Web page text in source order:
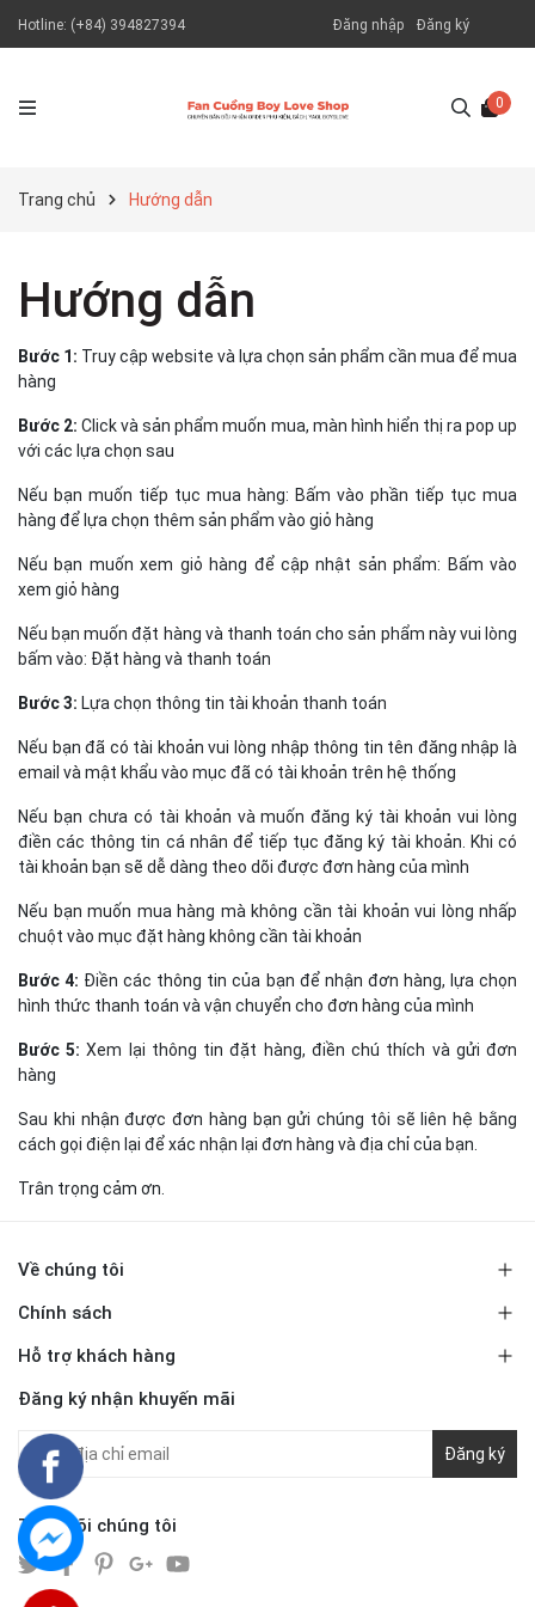
Hotline: (+84) 394827394 Đăng nhập Đăng ký
0
Trang chủ Hướng dẫn
Hướng dẫn
Bước 1: Truy cập website và lựa chọn sản phẩm cần mua để mua
hàng
Bước 2: Click và sản phẩm muốn mua, màn hình hiển thị ra pop up
với các lựa chọn sau
Nếu bạn muốn tiếp tục mua hàng: Bấm vào phần tiếp tục mua
hàng để lựa chọn thêm sản phẩm vào giỏ hàng
Nếu bạn muốn xem giỏ hàng để cập nhật sản phẩm: Bấm vào
xem giỏ hàng
Nếu bạn muốn đặt hàng và thanh toán cho sản phẩm này vui lòng
bấm vào: Đặt hàng và thanh toán
Bước 3: Lựa chọn thông tin tài khoản thanh toán
Nếu bạn đã có tài khoản vui lòng nhập thông tin tên đăng nhập là
email và mật khẩu vào mục đã có tài khoản trên hệ thống
Nếu bạn chưa có tài khoản và muốn đăng ký tài khoản vui lòng
điền các thông tin cá nhân để tiếp tục đăng ký tài khoản. Khi có
tài khoản bạn sẽ dễ dàng theo dõi được đơn hàng của mình
Nếu bạn muốn mua hàng mà không cần tài khoản vui lòng nhấp
chuột vào mục đặt hàng không cần tài khoản
Bước 4: Điền các thông tin của bạn để nhận đơn hàng, lựa chọn
hình thức thanh toán và vận chuyển cho đơn hàng của mình
Bước 5: Xem lại thông tin đặt hàng, điền chú thích và gửi đơn
hàng
Sau khi nhận được đơn hàng bạn gửi chúng tôi sẽ liên hệ bằng
cách gọi điện lại để xác nhận lại đơn hàng và địa chỉ của bạn.
Trân trọng cảm ơn.
Về chúng tôi
Chính sách
Hỗ trợ khách hàng
Đăng ký nhận khuyến mãi
Đăng ký
Theo dõi chúng tôi